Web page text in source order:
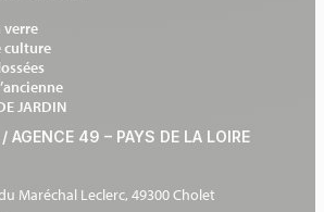
verre
culture
JARDIN
AGENCE 49 – PAYS DE LA LOIRE
Maréchal Leclerc, 49300 Cholet